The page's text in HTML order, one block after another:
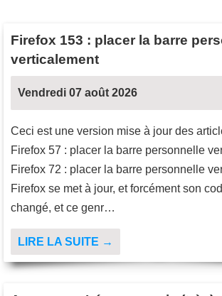
Firefox 153 : placer la barre
verticalement
Vendredi 07 août 2026
Ceci est une version mise à jour des
Firefox 57 : placer la barre personnelle
Firefox 72 : placer la barre personnelle
Firefox se met à jour, et forcément son
changé, et ce genr…
LIRE LA SUITE →